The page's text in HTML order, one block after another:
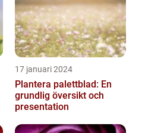
17 januari 2024
Plantera palettblad: En
grundlig översikt och
presentation